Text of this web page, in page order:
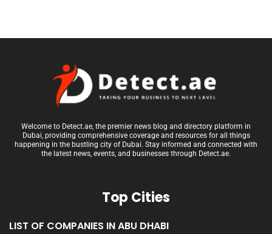
Welcome to Detect.ae, the premier news blog and directory platform in
Dubai, providing comprehensive coverage and resources for all things
happening in the bustling city of Dubai. Stay informed and connected with
the latest news, events, and businesses through Detect.ae.
Top Cities
LIST OF COMPANIES IN ABU DHABI